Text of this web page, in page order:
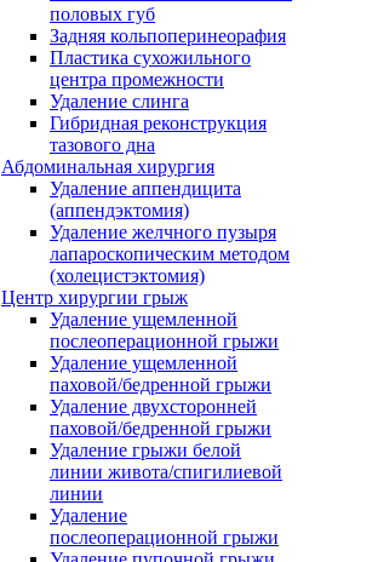
половых губ
Задняя кольпоперинеорафия
Пластика сухожильного
центра промежности
Удаление слинга
Гибридная реконструкция
тазового дна
Абдоминальная хирургия
Удаление аппендицита
(аппендэктомия)
Удаление желчного пузыря
лапароскопическим методом
(холецистэктомия)
Центр хирургии грыж
Удаление ущемленной
послеоперационной грыжи
Удаление ущемленной
паховой/бедренной грыжи
Удаление двухсторонней
паховой/бедренной грыжи
Удаление грыжи белой
линии живота/спигилиевой
линии
Удаление
послеоперационной грыжи